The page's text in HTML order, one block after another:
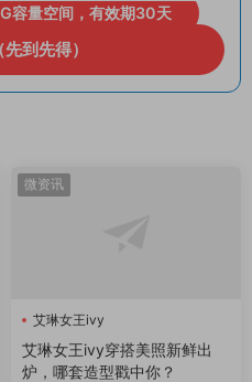
容量空间，有效期30天
到先得）
微资讯
艾琳女王ivy
艾琳女王ivy穿搭美照新鲜出
炉，哪套造型戳中你？